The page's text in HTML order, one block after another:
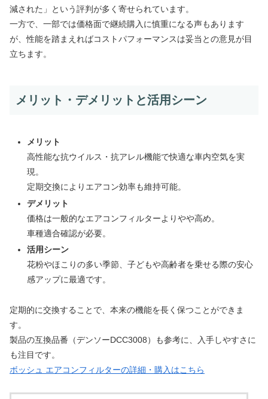
減された」という評判が多く寄せられています。
一方で、一部では価格面で継続購入に慎重になる声もあります
が、性能を踏まえればコストパフォーマンスは妥当との意見が目
立ちます。
メリット・デメリットと活用シーン
メリット
高性能な抗ウイルス・抗アレル機能で快適な車内空気を実
現。
定期交換によりエアコン効率も維持可能。
デメリット
価格は一般的なエアコンフィルターよりやや高め。
車種適合確認が必要。
活用シーン
花粉やほこりの多い季節、子どもや高齢者を乗せる際の安心
感アップに最適です。
定期的に交換することで、本来の機能を長く保つことができま
す。
製品の互換品番（デンソーDCC3008）も参考に、入手しやすさに
も注目です。
ボッシュ エアコンフィルターの詳細・購入はこちら